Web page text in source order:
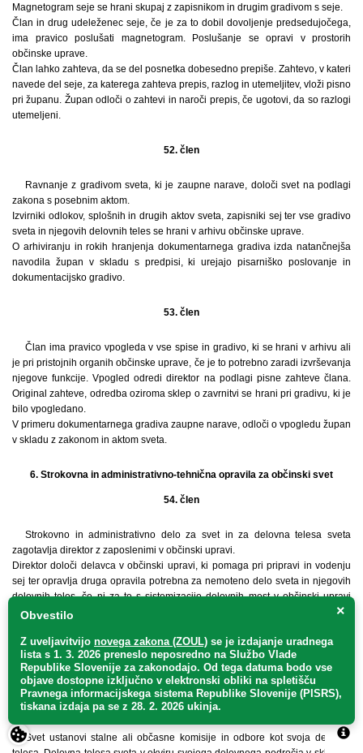
Magnetogram seje se hrani skupaj z zapisnikom in drugim gradivom s seje.
Član in drug udeleženec seje, če je za to dobil dovoljenje predsedujočega,
ima pravico poslušati magnetogram. Poslušanje se opravi v prostorih
občinske uprave.
Član lahko zahteva, da se del posnetka dobesedno prepiše. Zahtevo, v kateri
navede del seje, za katerega zahteva prepis, razlog in utemeljitev, vloži pisno
pri županu. Župan odloči o zahtevi in naroči prepis, če ugotovi, da so razlogi
utemeljeni.
52. člen
Ravnanje z gradivom sveta, ki je zaupne narave, določi svet na podlagi
zakona s posebnim aktom.
Izvirniki odlokov, splošnih in drugih aktov sveta, zapisniki sej ter vse gradivo
sveta in njegovih delovnih teles se hrani v arhivu občinske uprave.
O arhiviranju in rokih hranjenja dokumentarnega gradiva izda natančnejša
navodila župan v skladu s predpisi, ki urejajo pisarniško poslovanje in
dokumentacijsko gradivo.
53. člen
Član ima pravico vpogleda v vse spise in gradivo, ki se hrani v arhivu ali
je pri pristojnih organih občinske uprave, če je to potrebno zaradi izvrševanja
njegove funkcije. Vpogled odredi direktor na podlagi pisne zahteve člana.
Original zahteve, odredba oziroma sklep o zavrnitvi se hrani pri gradivu, ki je
bilo vpogledano.
V primeru dokumentarnega gradiva zaupne narave, odloči o vpogledu župan
v skladu z zakonom in aktom sveta.
6. Strokovna in administrativno-tehnična opravila za občinski svet
54. člen
Strokovno in administrativno delo za svet in za delovna telesa sveta
zagotavlja direktor z zaposlenimi v občinski upravi.
Direktor določi delavca v občinski upravi, ki pomaga pri pripravi in vodenju
sej ter opravlja druga opravila potrebna za nemoteno delo sveta in njegovih
delovnih teles, če ni za to s sistemizacijo delovnih mest v občinski upravi
določeno posebno delovno mesto.
vodenje zapisnikov pooblasti druge delavce občinske uprave.
7. Delovna telesa občinskega sveta
55. člen
Svet ustanovi stalne ali občasne komisije in odbore kot svoja delovna
×
Obvestilo
Z uveljavitvijo novega zakona (ZOUL) se je izdajanje uradnega
lista s 1. 3. 2026 preneslo neposredno na Službo Vlade
Republike Slovenije za zakonodajo. Od tega datuma bodo vse
objave dostopne izključno v elektronski obliki na spletišču
Pravnega informacijskega sistema Republike Slovenije (PISRS),
tiskana izdaja pa se z 28. 2. 2026 ukinja.